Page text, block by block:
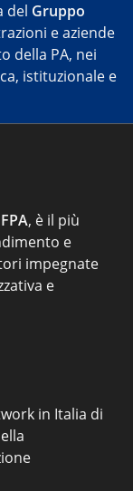
del Gruppo
e aziende
della PA, nei
istituzionale e
FPA, è il più
e
impegnate
e
in Italia di